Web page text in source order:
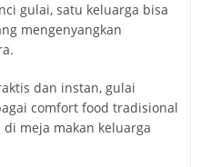
gulai, satu keluarga bisa
mengenyangkan
dan instan, gulai
comfort food tradisional
meja makan keluarga